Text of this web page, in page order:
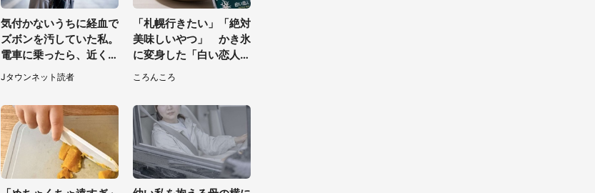
気付かないうちに経血で
ズボンを汚していた私。
電車に乗ったら、近くの
女性客が小さな声で（千
葉県・10代女性）
Jタウンネット読者
「札幌行きたい」「絶対
美味しいやつ」 かき氷
に変身した「白い恋人」
間限定】
ころんころ